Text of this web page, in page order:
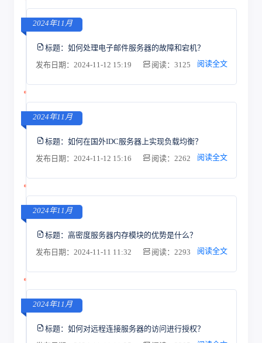
2024年11月
标题： 如何处理电子邮件服务器的故障和宕机？
发布日期：2024-11-12 15:19
阅读：3125 阅读全文
2024年11月
标题： 如何在国外IDC服务器上实现负载均衡？
发布日期：2024-11-12 15:16
阅读：2262 阅读全文
2024年11月
标题： 高密度服务器内存模块的优势是什么？
发布日期：2024-11-11 11:32
阅读：2293 阅读全文
2024年11月
标题： 如何对远程连接服务器的访问进行授权？